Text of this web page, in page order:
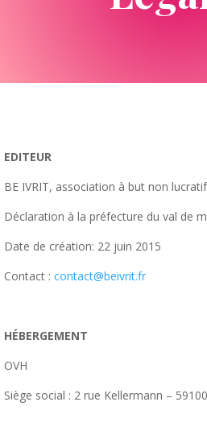
EDITEUR
BE IVRIT, association à but non
Déclaration à la préfecture du val de
Date de création: 22 juin 2015
Contact : contact@beivrit.fr
HÉBERGEMENT
OVH
Siège social : 2 rue Kellermann –